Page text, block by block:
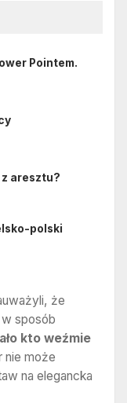
Pointem.
z aresztu?
polski
że
sposób
kto weźmie
nie może
na elegancka